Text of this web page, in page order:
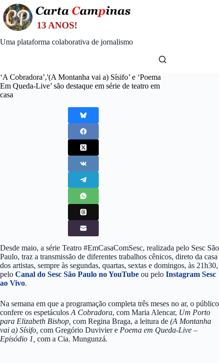
Skip
to
content
Uma plataforma colaborativa de jornalismo
‘A Cobradora’,'(A Montanha vai a) Sísifo’ e ‘Poema
Em Queda-Live’ são destaque em série de teatro em
casa
Desde maio, a série Teatro #EmCasaComSesc, realizada pelo Sesc São
Paulo, traz a transmissão de diferentes trabalhos cênicos, direto da casa
dos artistas, sempre às segundas, quartas, sextas e domingos, às 21h30,
pelo Canal do Sesc São Paulo no YouTube ou pelo Instagram Sesc
ao Vivo.
Na semana em que a programação completa três meses no ar, o público
confere os espetáculos A Cobradora, com Maria Alencar, Um Porto
para Elizabeth Bishop, com Regina Braga, a leitura de (A Montanha
vai a) Sísifo, com Gregório Duvivier e Poema em Queda-Live –
Episódio 1, com a Cia. Mungunzá.